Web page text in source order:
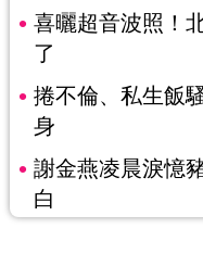
喜曬超音波照！
了
捲不倫、私生飯
身
謝金燕凌晨淚憶
白